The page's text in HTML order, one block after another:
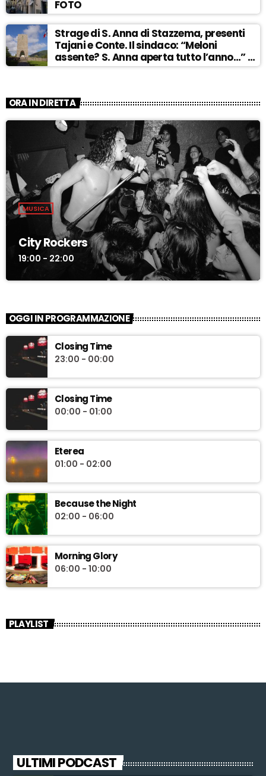
FOTO
Strage di S. Anna di Stazzema, presenti
Tajani e Conte. Il sindaco: “Meloni
assente? S. Anna aperta tutto l’anno…” –
ASCOLTA
ORA IN DIRETTA
MUSICA
City Rockers
19:00 - 22:00
OGGI IN PROGRAMMAZIONE
Closing Time
23:00 - 00:00
Closing Time
00:00 - 01:00
Eterea
01:00 - 02:00
Because the Night
02:00 - 06:00
Morning Glory
06:00 - 10:00
PLAYLIST
ULTIMI PODCAST